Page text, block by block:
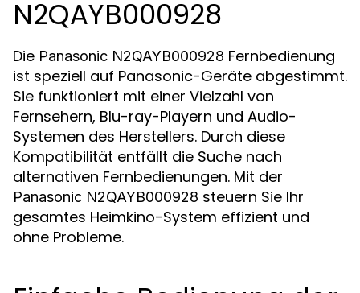
N2QAYB000928
Die Panasonic N2QAYB000928 Fernbedienung
ist speziell auf Panasonic-Geräte abgestimmt.
Sie funktioniert mit einer Vielzahl von
Fernsehern, Blu-ray-Playern und Audio-
Systemen des Herstellers. Durch diese
Kompatibilität entfällt die Suche nach
alternativen Fernbedienungen. Mit der
Panasonic N2QAYB000928 steuern Sie Ihr
gesamtes Heimkino-System effizient und
ohne Probleme.